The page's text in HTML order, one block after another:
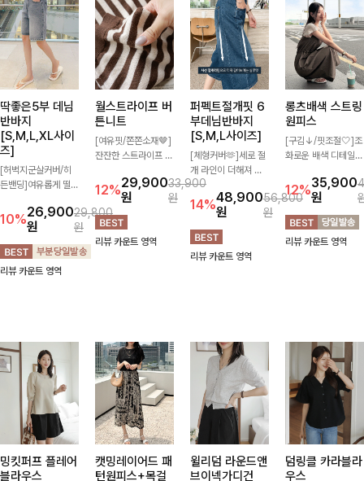
딱좋은5부 데님
반바지
[S,M,L,XL사이
즈]
[허벅지군살커버/히
든밴딩]여유롭게 떨어
없는 5부 기장으로 편
안하게 즐기기 좋은
데님 팬츠 ✨ 빈티지
한 워싱감이 더해져
캐주얼하면서도 트렌
10%26,900
원
29,800
원
리뷰 카운트 영역
월스트라이프 버
튼니트
[여유핏/쫀쫀소재🤎]
잔잔한 스트라이프 패
더해져 캐주얼하면서
도 세련된 무드를 연
출해주는 니트- 가볍
고 부드러운 착용감으
로 단독은 물론 데일
12%29,900
원
33,900
원
리뷰 카운트 영역
퍼펙트절개핏 6
부데님반바지
[S,M,L사이즈]
[체형커버🫶]세로 절
개 라인이 더해져 다
리 라인을 더욱 길고
슬림하게 연출해주는
5부 데님 반바지 🤍
부담 없는 기장과 여
유로운 핏으로 편안하
게 착용되며 다양한
14%48,900
원
56,800
원
리뷰 카운트 영역
롱츠배색 스트링
원피스
[구김↓/핏조절🤍]조
화로운 배색 디테일로
스! 스트링이 내장되
어있어 여리여리한 라
인을 만들어주고 넉넉
한 포켓으로 실용성까
지 갖췄어요:)
12%35,900
원
리뷰 카운트 영역
밍킷퍼프 플레어
블라우스
캣밍레이어드 패
턴원피스+목걸
윌리덤 라운드앤
브이넥가디건
덤링클 카라블라
우스